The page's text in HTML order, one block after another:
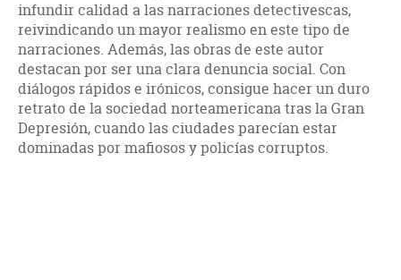
infundir calidad a las narraciones detectivescas,
reivindicando un mayor realismo en este tipo de
narraciones. Además, las obras de este autor
destacan por ser una clara denuncia social. Con
diálogos rápidos e irónicos, consigue hacer un duro
retrato de la sociedad norteamericana tras la Gran
Depresión, cuando las ciudades parecían estar
dominadas por mafiosos y policías corruptos.